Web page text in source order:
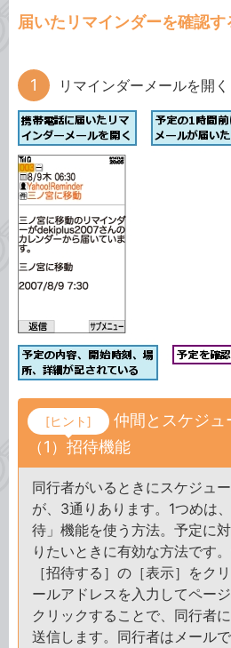
届いたリマインダーを確認す
リマインダーメールを開く
[ヒント]
仲間とスケジ
（1）招待機能
同行者がいるときにスケジュ
が、3通りあります。1つめは
待」機能を使う方法。予定に
りたいときに有効な方法です
［招待する］の［表示］をク
ールアドレスを入力してペー
クリックすることで、同行者
送信します。同行者はメール